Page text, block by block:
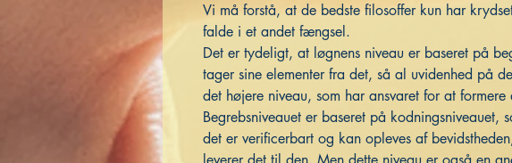
Vi må forstå, at de bedste filosoffer kun har
falde i et andet fængsel.
Det er tydeligt, at løgnens niveau er baseret på
tager sine elementer fra det, så al uvidenhed på
det højere niveau, som har ansvaret for at formere
Begrebsniveauet er baseret på kodningsniveauet,
det er verificerbart og kan opleves af